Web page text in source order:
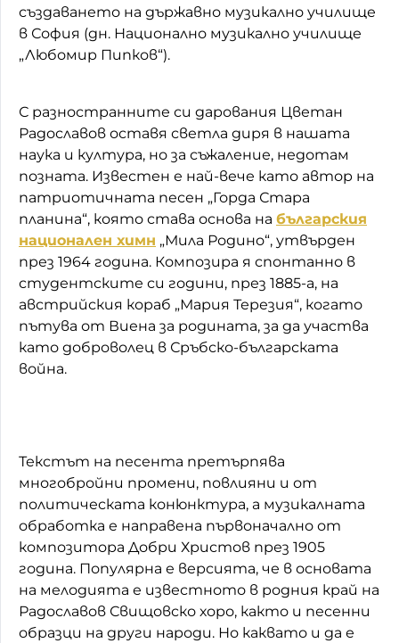
създаването на държавно музикално училище
в София (дн. Национално музикално училище
„Любомир Пипков“).
С разностранните си дарования Цветан
Радославов оставя светла диря в нашата
наука и култура, но за съжаление, недотам
позната. Известен е най-вече като автор на
патриотичната песен „Горда Стара
планина“, която става основа на българския
национален химн „Мила Родино“, утвърден
през 1964 година. Композира я спонтанно в
студентските си години, през 1885-а, на
австрийския кораб „Мария Терезия“, когато
пътува от Виена за родината, за да участва
като доброволец в Сръбско-българската
война.
Текстът на песента претърпява
многобройни промени, повлияни и от
политическата конюнктура, а музикалната
обработка е направена първоначално от
композитора Добри Христов през 1905
година. Популярна е версията, че в основата
на мелодията е известното в родния край на
Радославов Свищовско хоро, както и песенни
образци на други народи. Но каквато и да е